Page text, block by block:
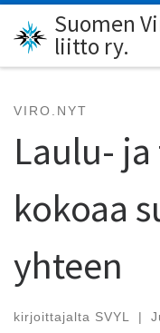
Skip to content
Suomen
liitto ry.
VIRO.NYT
Laulu-
kokoaa
yhteen
kirjoittajalta SVYL |